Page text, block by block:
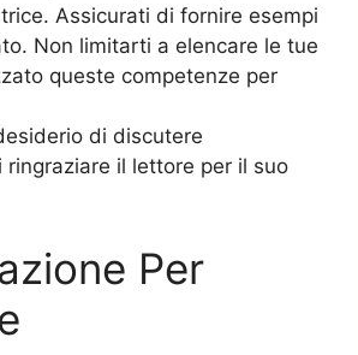
Assicurati di fornire esempi
Non limitarti a elencare le tue
queste competenze per
di discutere
il lettore per il suo
Per